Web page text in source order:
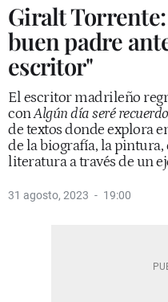
Giralt
buen padre
escritor"
El escritor madrileño
conAlgún día seré recuerdo
de textos donde explora
de la biografía, la pintura,
literatura a través de un
31 agosto, 2023 19:00